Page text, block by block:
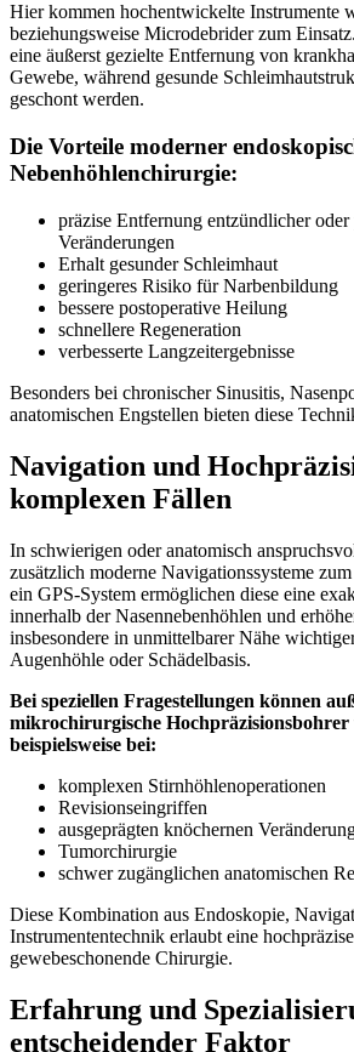
Hier kommen hochentwickelte Instrumente
beziehungsweise Microdebrider zum
eine äußerst gezielte Entfernung von
Gewebe, während gesunde
geschont werden.
Die Vorteile moderner
Nebenhöhlenchirurgie:
präzise Entfernung entzündlicher
Veränderungen
Erhalt gesunder Schleimhaut
geringeres Risiko für Narbenbildung
bessere postoperative Heilung
schnellere Regeneration
verbesserte Langzeitergebnisse
Besonders bei chronischer Sinusitis,
anatomischen Engstellen bieten diese
Navigation und
komplexen Fällen
In schwierigen oder anatomisch
zusätzlich moderne Navigationssysteme
ein GPS-System ermöglichen diese eine
innerhalb der Nasennebenhöhlen und
insbesondere in unmittelbarer Nähe
Augenhöhle oder Schädelbasis.
Bei speziellen Fragestellungen können
mikrochirurgische Hochpräzisionsbohrer
beispielsweise bei:
komplexen Stirnhöhlenoperationen
Revisionseingriffen
ausgeprägten knöchernen
Tumorchirurgie
schwer zugänglichen anatomischen
Diese Kombination aus Endoskopie,
Instrumententechnik erlaubt eine
gewebeschonende Chirurgie.
Erfahrung und
entscheidender Faktor